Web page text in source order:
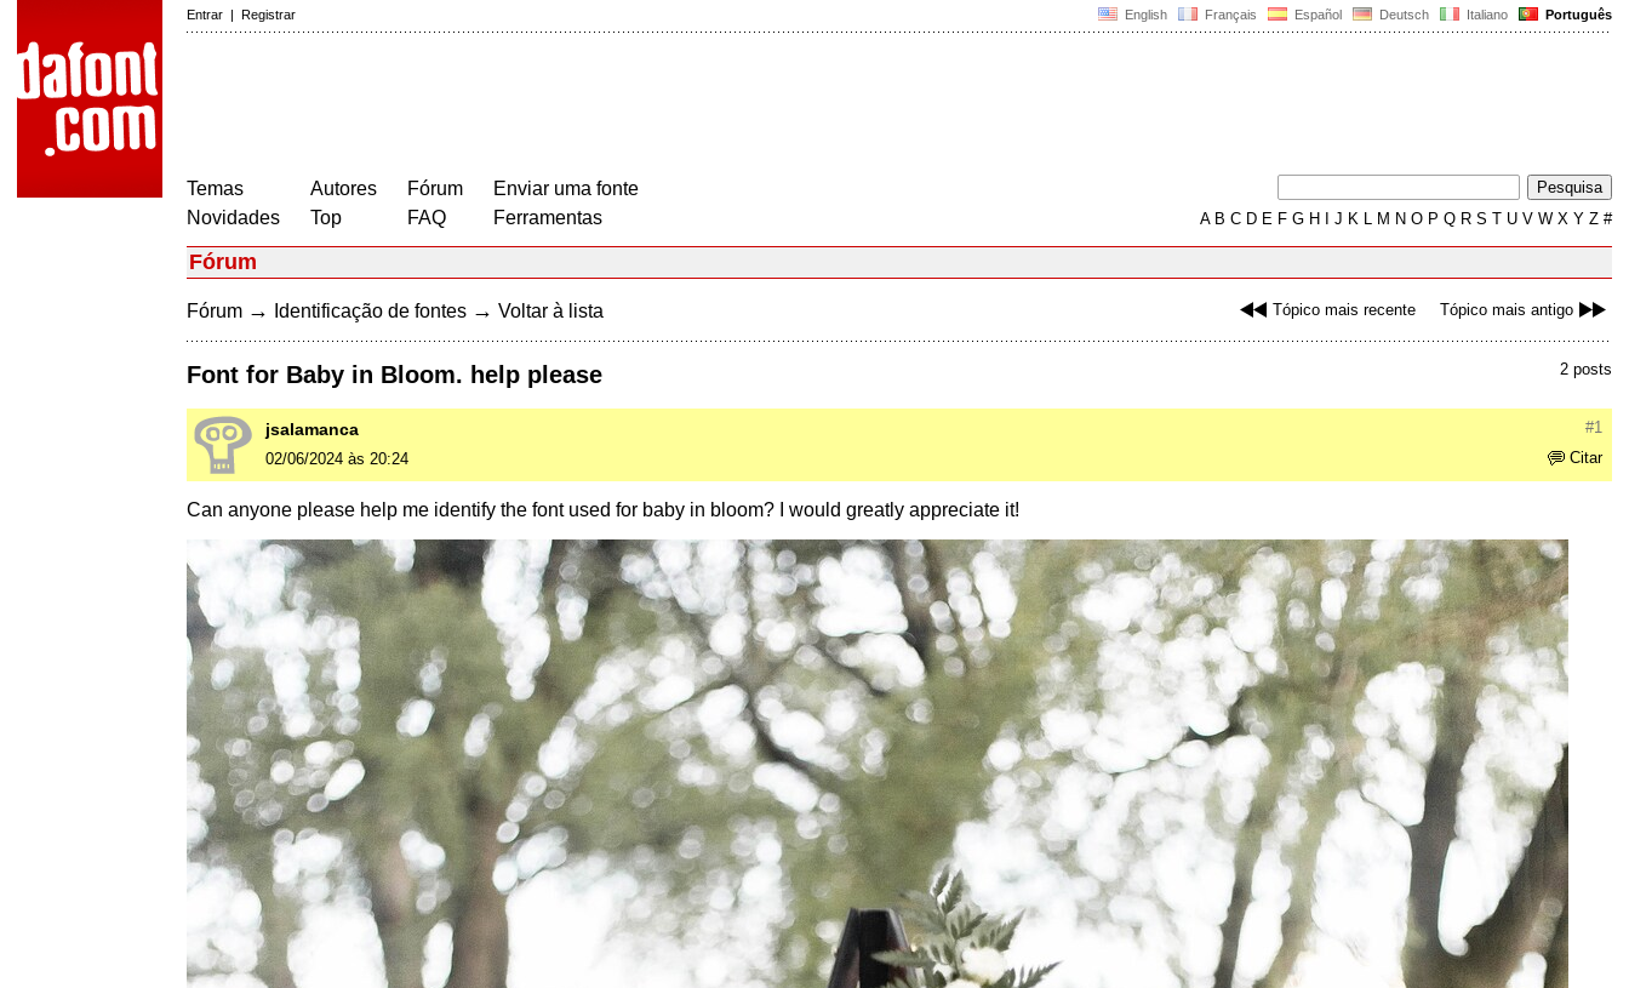
English Français Español Deutsch Italiano Português
Entrar | Registrar
Temas
Novidades
Autores
Top
Fórum
FAQ
Enviar uma fonte
Ferramentas
AB C D E F G H J K L M N O P Q R S T U V W X Y Z #
Fórum
Tópico mais recente Tópico mais antigo
Fórum → Identificação de fontes → Voltar à lista
2 posts
Font for Baby in Bloom. help please
#1
jsalamanca
Citar
02/06/2024 às 20:24
Can anyone please help me identify the font used for baby in bloom? I would greatly appreciate it!